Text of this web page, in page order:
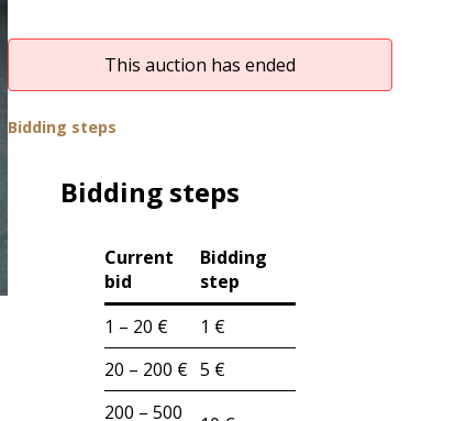
This auction has ended
Bidding steps
Bidding steps
Current
bid
Bidding
step
1 – 20 €
1 €
20 – 200 € 5 €
200 – 500